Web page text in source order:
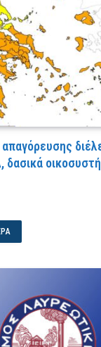
δασικά